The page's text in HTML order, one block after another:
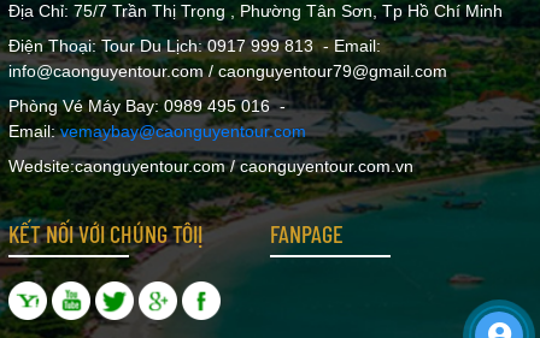
Địa Chỉ: 75/7 Trần Thị Trọng , Phường Tân Sơn, Tp Hồ Chí Minh
Điện Thoại: Tour Du Lịch: 0917 999 813 - Email:
info@caonguyentour.com / caonguyentour79@gmail.com
Phòng Vé Máy Bay: 0989 495 016 -
Email:vemaybay@caonguyentour.com
Wedsite:caonguyentour.com / caonguyentour.com.vn
KẾT NỐI VỚI CHÚNG TÔIỊ FANPAGE